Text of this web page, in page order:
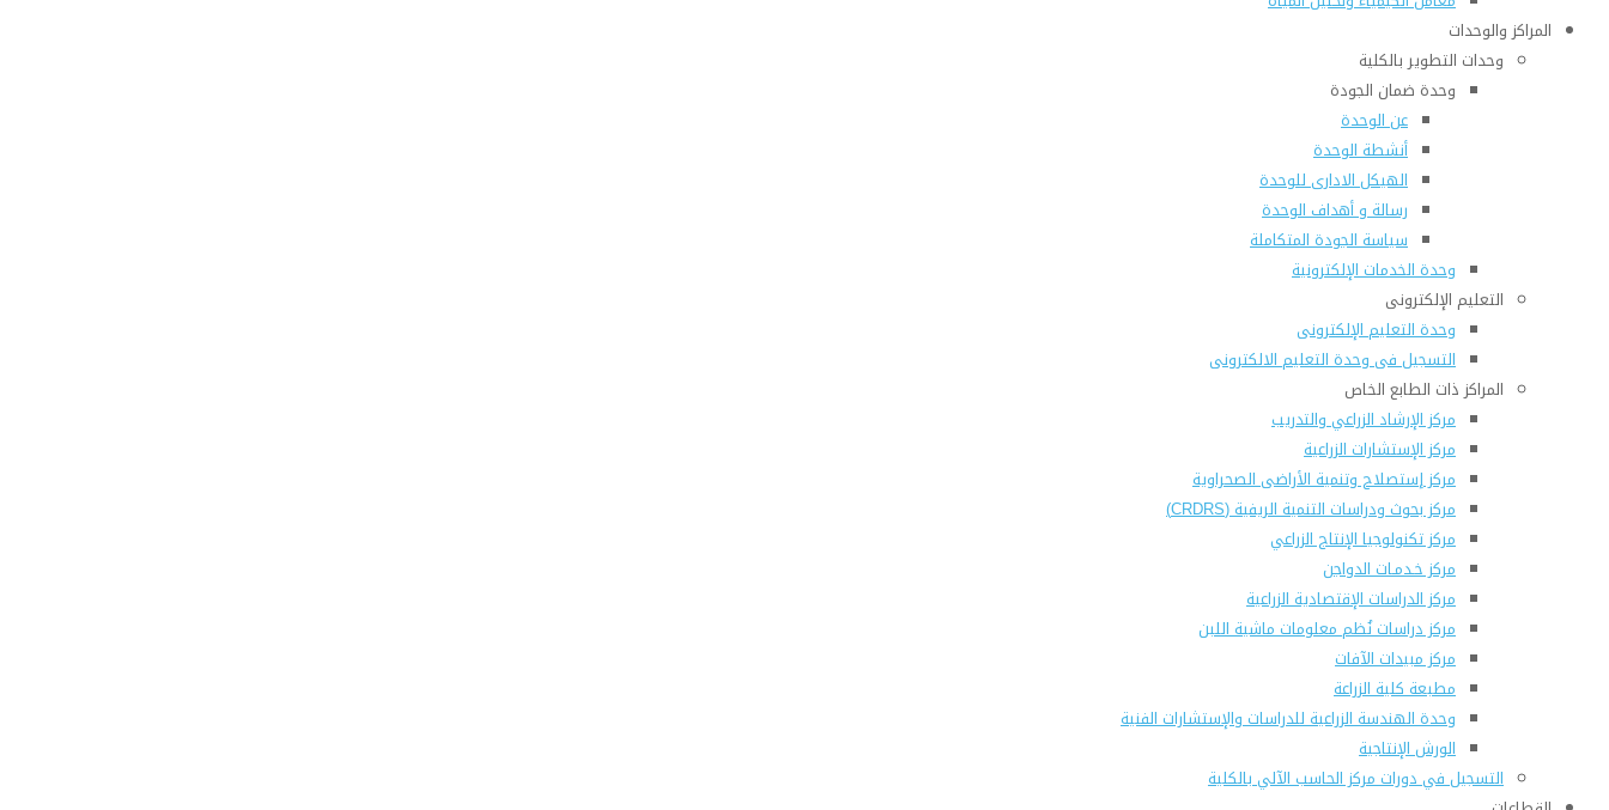
المراكز والوحدات
وحدات التطوير بالكلية
وحدة ضمان الجودة
عن الوحدة
أنشطة الوحدة
الهيكل الادارى للوحدة
رسالة و أهداف الوحدة
سياسة الجودة المتكاملة
وحدة الخدمات الإلكترونية
التعليم الإلكترونى
وحدة التعليم الإلكترونى
التسجيل فى وحدة التعليم الالكترونى
المراكز ذات الطابع الخاص
مركز الإرشاد الزراعي والتدريب
مركز الإستشارات الزراعية
مركز إستصلاح وتنمية الأراضى الصحراوية
مركز بحوث ودراسات التنمية الريفية (CRDRS)
مركز تكنولوجيا الإنتاج الزراعي
مركز خـدمـات الدواجن
مركز الدراسات الإقتصادية الزراعية
مركز دراسات نُظم معلومات ماشية اللبن
مركز مبيدات الآفات
مطبعة كلية الزراعة
وحدة الهندسة الزراعية للدراسات والإستشارات الفنية
الورش الإنتاجية
التسجيل في دورات مركز الحاسب الآلي بالكلية